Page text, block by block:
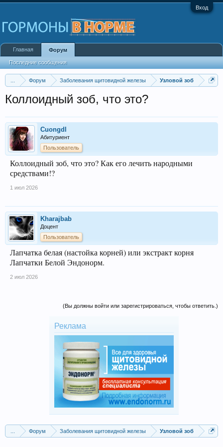
Вход
Форум Заболевания щитовидной железы Узловой зоб
Коллоидный зоб, что это?
Cuongdl
Абитуриент
Пользователь
Коллоидный зоб, что это? Как его лечить народными
средствами!?
1 июл 2026
Kharajbab
Доцент
Пользователь
Лапчатка белая (настойка корней) или экстракт корня
Лапчатки Белой Эндонорм.
2 июл 2026
(Вы должны войти или зарегистрироваться, чтобы ответить.)
Реклама
... Форум Заболевания щитовидной железы Узловой зоб
Главная Форум
Последние сообщения